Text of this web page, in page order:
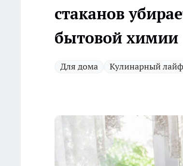
стаканов
бытовой химии
Для дома Кулинарный